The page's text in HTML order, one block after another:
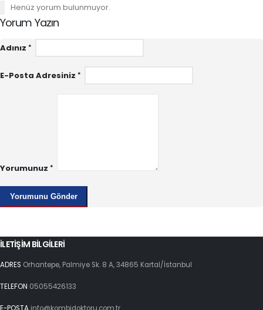
Henüz yorum bulunmuyor.
Yorum Yazın
Adınız
E-Posta Adresiniz
Yorumunuz
İLETİŞİM BİLGİLERİ
ADRES Orhantepe, Palmiye Sk. 8 A, 34865 Kartal/İstanbul
TELEFON 05055426133
E-POSTA info@kombidoktoru.com.tr